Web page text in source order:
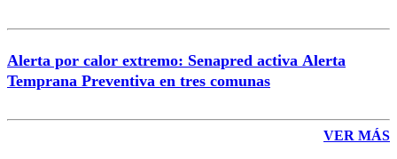
Alerta por calor extremo: Senapred activa Alerta
Temprana Preventiva en tres comunas
VER MÁS